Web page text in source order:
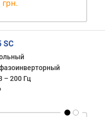
грн.
SC
– 200 Гц